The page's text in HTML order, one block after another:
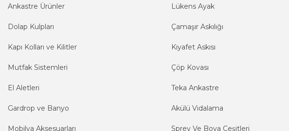
Ankastre Ürünler
Dolap Kulpları
Kapı Kolları ve Kilitler
Mutfak Sistemleri
El Aletleri
Gardrop ve Banyo
Mobilya Aksesuarları
Lükens Ayak
Çamaşır Askılığı
Kıyafet Askısı
Çöp Kovası
Teka Ankastre
Akülü Vidalama
Sprey Ve Boya Çeşitleri